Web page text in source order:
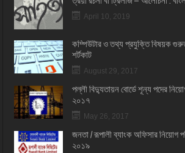
April 10, 2019
কম্পিউটার ও তথ্য প্রযুক্তি বিষয়ক
শর্টকাট
August 29, 2017
পল্লী বিদ্যুতায়ন বোর্ডে শূন্য পদের
২০১৭
May 26, 2017
জনতা / রূপালী ব্যাংক অফিসার নিয়োগ
২০১৯